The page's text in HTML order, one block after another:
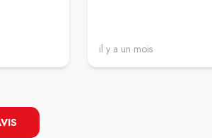
il y a un mois